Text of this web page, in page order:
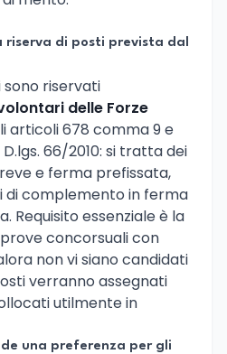
riserva di posti prevista dal
sono riservati
delle Forze
articoli 678 comma 9 e
D.lgs. 66/2010: si tratta dei
e ferma prefissata,
di complemento in ferma
Requisito essenziale è la
concorsuali con
non vi siano candidati
verranno assegnati
utilmente in
una preferenza per gli